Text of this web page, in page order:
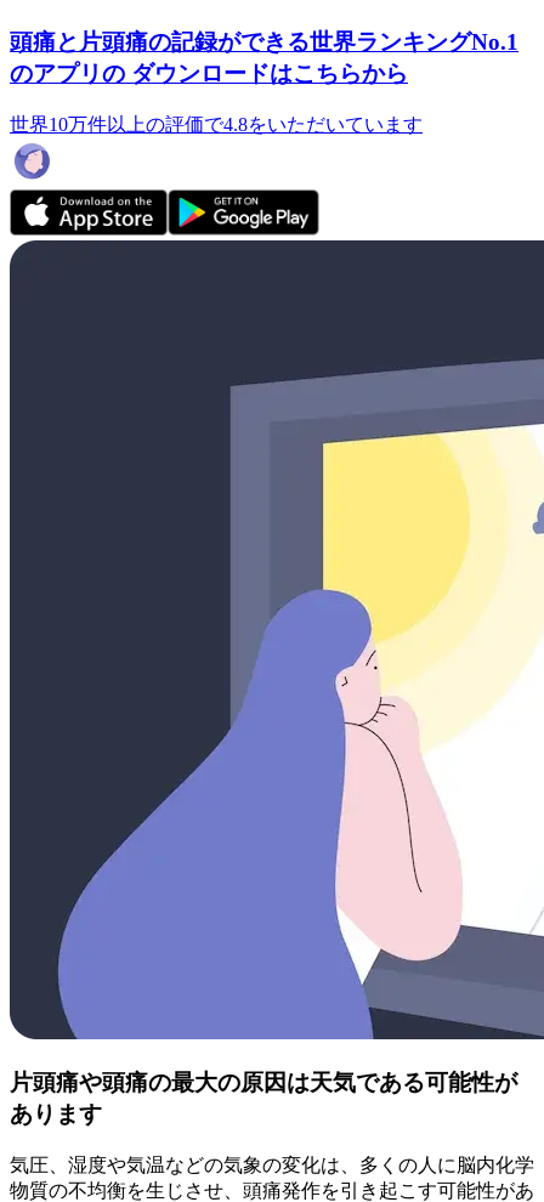
頭痛と片頭痛の記録ができる世界ランキングNo.1
のアプリの ダウンロードはこちらから
世界10万件以上の評価で4.8をいただいています
片頭痛や頭痛の最大の原因は天気である可能性が
あります
気圧、湿度や気温などの気象の変化は、多くの人に脳内化学
物質の不均衡を生じさせ、頭痛発作を引き起こす可能性があ